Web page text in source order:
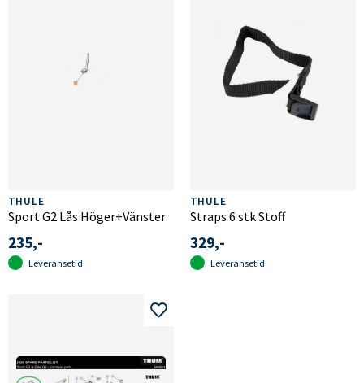
THULE
Sport G2 Lås Höger+Vänster
235,-
Leveransetid
THULE
Straps 6 stk Stoff
329,-
Leveransetid